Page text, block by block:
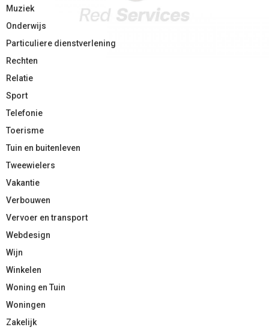
Muziek
Onderwijs
Particuliere dienstverlening
Rechten
Relatie
Sport
Telefonie
Toerisme
Tuin en buitenleven
Tweewielers
Vakantie
Verbouwen
Vervoer en transport
Webdesign
Wijn
Winkelen
Woning en Tuin
Woningen
Zakelijk